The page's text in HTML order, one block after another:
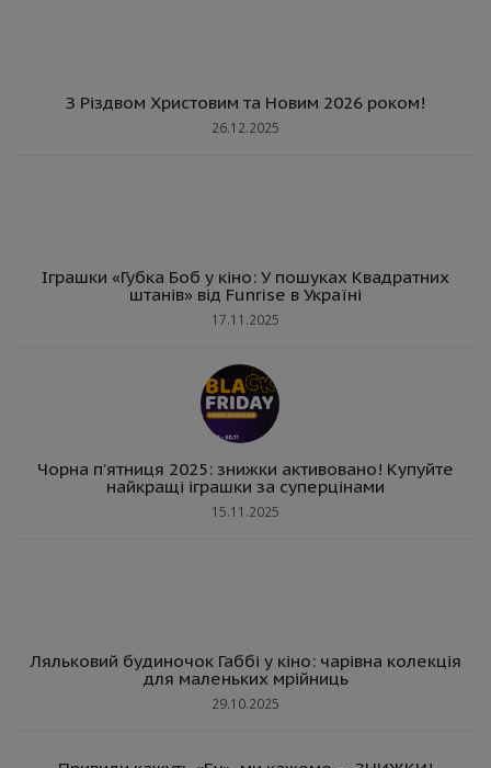
З Різдвом Христовим та Новим 2026 роком!
26.12.2025
Іграшки «Губка Боб у кіно: У пошуках Квадратних
штанів» від Funrise в Україні
17.11.2025
Чорна п’ятниця 2025: знижки активовано! Купуйте
найкращі іграшки за суперцінами
15.11.2025
Ляльковий будиночок Габбі у кіно: чарівна колекція
для маленьких мрійниць
29.10.2025